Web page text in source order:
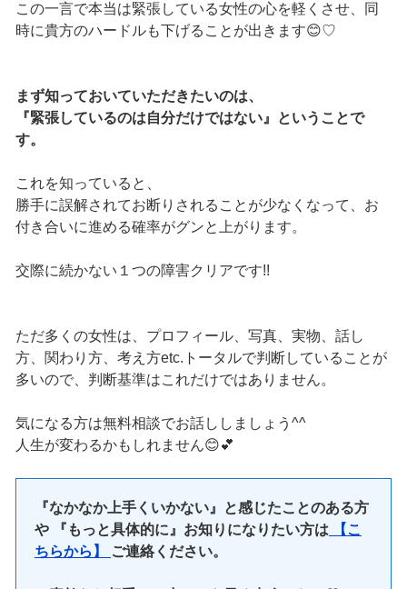
この一言で本当は緊張している女性の心を軽くさせ、同
時に貴方のハードルも下げることが出きます😊♡
まず知っておいていただきたいのは、
『緊張しているのは自分だけではない』ということで
す。
これを知っていると、
勝手に誤解されてお断りされることが少なくなって、お
付き合いに進める確率がグンと上がります。
交際に続かない１つの障害クリアです!!
ただ多くの女性は、プロフィール、写真、実物、話し
方、関わり方、考え方etc.トータルで判断していることが
多いので、判断基準はこれだけではありません。
気になる方は無料相談でお話ししましょう^^
人生が変わるかもしれません😊💕
『なかなか上手くいかない』と感じたことのある方
や 『もっと具体的に』お知りになりたい方は 【こ
ちらから】
ご連絡ください。